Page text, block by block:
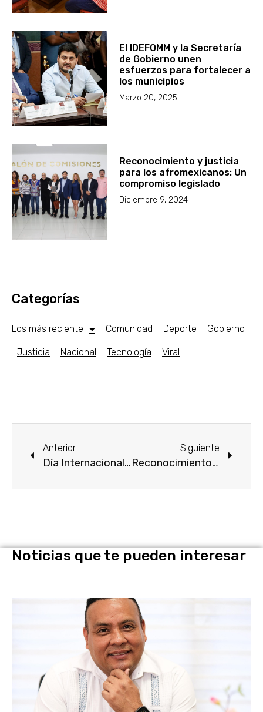
El IDEFOMM y la Secretaría
de Gobierno unen
esfuerzos para fortalecer a
los municipios
Marzo 20, 2025
Reconocimiento y justicia
para los afromexicanos: Un
compromiso legislado
Diciembre 9, 2024
Categorías
Los más reciente Comunidad Deporte Gobierno
Justicia Nacional Tecnología Viral
Anterior
Día Internacional de Enfermería
Siguiente
Reconocimiento a labor de Docentes en el Congreso
Noticias que te pueden interesar